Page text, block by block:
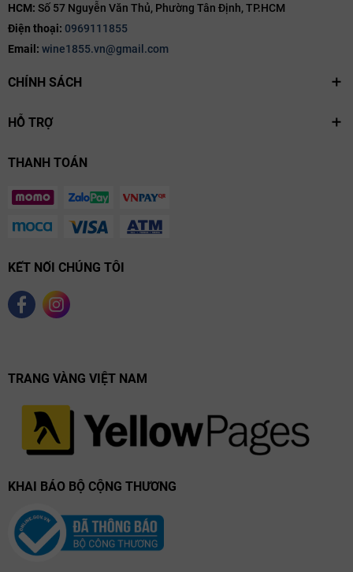
HCM: Số 57 Nguyễn Văn Thủ, Phường Tân Định, TP.HCM
Điện thoại: 0969111855
Email: wine1855.vn@gmail.com
CHÍNH SÁCH
HỖ TRỢ
THANH TOÁN
KẾT NỐI CHÚNG TÔI
TRANG VÀNG VIỆT NAM
KHAI BÁO BỘ CỘNG THƯƠNG